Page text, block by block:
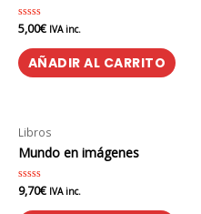
Valorado
en
de
5
5,00€ IVA inc.
AÑADIR AL CARRITO
Libros
Mundo en imágenes
Valorado
en
0
9,70€ IVA inc.